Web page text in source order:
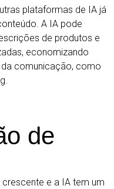
plataformas de IA já
A IA pode
de produtos e
economizando
comunicação, como
de
e a IA tem um